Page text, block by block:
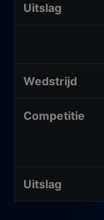
Uitslag
Wedstrijd
Competitie
Uitslag